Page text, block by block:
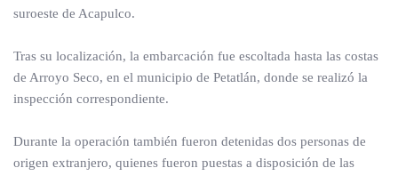
suroeste de Acapulco.
Tras su localización, la embarcación fue escoltada hasta las costas
de Arroyo Seco, en el municipio de Petatlán, donde se realizó la
inspección correspondiente.
Durante la operación también fueron detenidas dos personas de
origen extranjero, quienes fueron puestas a disposición de las